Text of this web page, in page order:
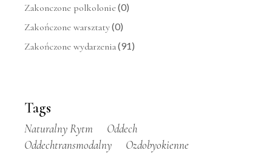
Zakonczone polkolonie(0)
Zakończone warsztaty(0)
Zakończone wydarzenia(91)
Tags
Naturalny Rytm
Oddech
Oddechtransmodalny
Ozdobyokienne